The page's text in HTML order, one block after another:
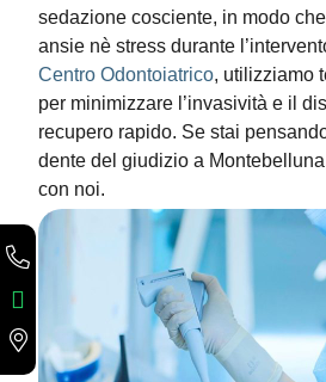
sedazione cosciente, in modo
ansie nè stress durante
Centro Odontoiatrico, utilizziamo
per minimizzare l’invasività e il
recupero rapido. Se stai
dente del giudizio a Montebelluna
con noi.